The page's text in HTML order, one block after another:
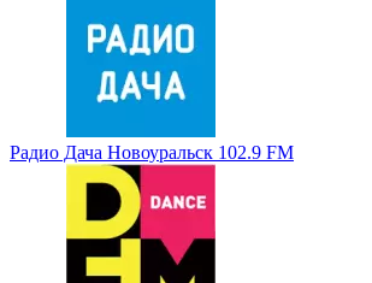
Радио Дача Новоуральск 102.9 FM